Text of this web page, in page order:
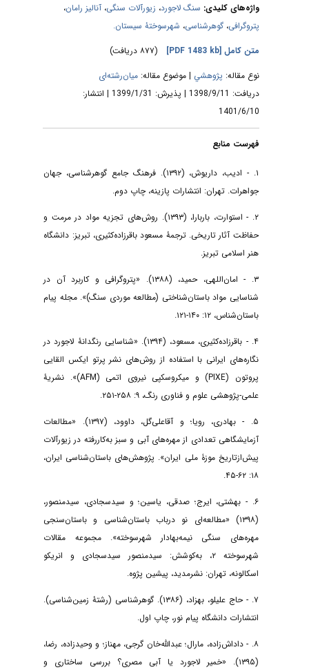
واژه‌های کلیدی:سنگ لاجورد،زیورآلات سنگی،آنالیز رامان،
پتروگرافی،گوهرشناسی،شهرسوختۀ سیستان.
متن کامل[PDF 1483 kb]
نوع مقاله:پژوهشي| موضوع مقاله:میان‌رشته‌ای
دریافت: 1398/9/11 | پذیرش: 1399/1/31 | انتشار:
1401/6/10
فهرست منابع
۱. - ادیب، داریوش، (۱۳۹۲). فرهنگ جامع گوهرشناسی، جهان
جواهرات. تهران: انتشارات پازینه، چاپ دوم.
۲. - استوارت، باربارا، (۱۳۹۳).‌ روش‌های ‌تجزیه ‌مواد در مرمت ‌و
حفاظت ‌آثار تاریخی. ترجمۀ مسعود باقرزاده‌کثیری، تبریز: دانشگاه‌
هنر اسلامی تبریز.
۳. - امان‌اللهی، حمید، (۱۳۸۸). «پتروگرافی و کاربرد آن در
شناسایی مواد باستان‌شناختی (مطالعه موردی سنگ)». مجله پیام
باستان‌شناس، ۱۲: ۱۴۰-۱۲۱.
۴. - باقرزاده‌کثیری، مسعود، (۱۳۹۴). «شناسایی رنگدانۀ لاجورد در
نگاره‌های ایرانی با استفاده از روش‌های نشر پرتو ایکس القایی
پروتون (PIXE) و میکروسکپی نیروی اتمی (AFM)». نشریۀ
علمی-پژوهشی علوم و فناوری رنگ، ۹: ۲۵۸-۲۵۱.
۵. - بهادری، رویا؛ و آقاعلی‌گل، داوود، (۱۳۹۷). «مطالعات
آزمایشگاهی تعدادی از مهره‌های آبی و سبز به‌کاررفته در زیورآلات
پیش‌از‌تاریخ موزۀ ملی ایران». پژوهش‌های باستان‌شناسی ایران،
۱۸: ۶۲-۴۵.
۶. - بهشتی، ایرج؛ صدقی، یاسین؛ و سیدسجادی، سیدمنصور،
(۱۳۹۸) «مطالعه‌ای نو درباب باستان‌شناسی ‌و باستان‌سنجی‌
مهره‌های سنگی نیمه‌بهادار شهرسوخته». مجموعه مقالات
شهرسوخته ۲، به‌کوشش: سیدمنصور سیدسجادی و انریکو
اسکالونه، تهران: نشرمدید، پیشین پژوه.
۷. - حاج علیلو، بهزاد، (۱۳۸۶). گوهرشناسی (رشتۀ زمین‌شناسی).
انتشارات دانشگاه پیام نور، چاپ اول.
۸. - داداش‌زاده، مارال؛ عبدالله‌خان گرجی، مهناز؛ و وحیدزاده، رضا،
(۱۳۹۵). «خمیر لاجورد یا آبی مصری؟ بررسی ساختاری و